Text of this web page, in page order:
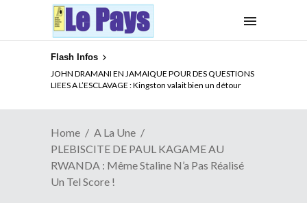
Flash Infos
ELECTION DE TALON A LA TETE DU SENAT BENINOIS :
Quand Patrice quitte le pouvoir sans partir !
Home
A La Une
PLEBISCITE DE PAUL KAGAME AU
RWANDA : Même Staline N’a Pas Réalisé
Un Tel Score !